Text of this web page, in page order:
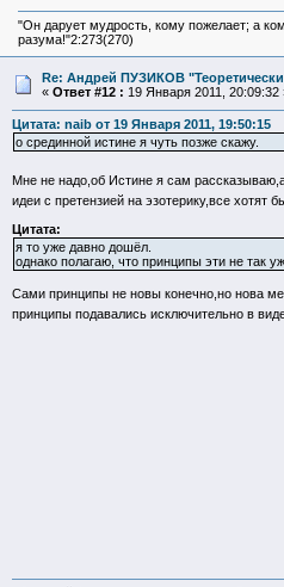
"Он дарует мудрость, кому пожелает; а
разума!"2:273(270)
Re: Андрей ПУЗИКОВ
« Ответ #12 : 19 Января 2011, 20:09:32
Цитата: naib от 19 Января 2011, 19:50:15
о срединной истине я чуть позже скажу.
Мне не надо,об Истине я сам
идеи с претензией на эзотерику,все
Цитата:
я то уже давно дошёл.
однако полагаю, что принципы эти не так
Сами принципы не новы конечно,но нова
принципы подавались исключительно в